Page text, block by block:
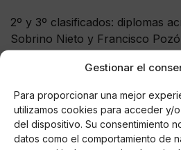
Gestionar el
Para proporcionar una mejor
utilizamos cookies para acceder y/
del dispositivo. Su consentimiento
datos como el comportamiento de
2º y 3º clasificados: diplomas
Sobrino Nieto y Francisco
2.2. Mujeres (única categoría):
1º clasificado: copa y diploma
Jiménez Santana
2º y 3º clasificados: diplomas